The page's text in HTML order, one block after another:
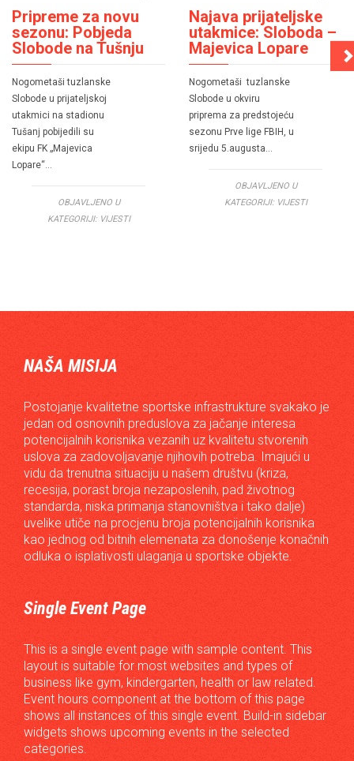
Pripreme za novu
sezonu: Pobjeda
Slobode na Tušnju
Nogometaši tuzlanske
Slobode u prijateljskoj
utakmici na stadionu
Tušanj pobijedili su
ekipu FK „Majevica
Lopare“…
OBJAVLJENO U
KATEGORIJI: VIJESTI
Najava prijateljske
utakmice: Sloboda –
Majevica Lopare
Nogometaši tuzlanske
Slobode u okviru
priprema za predstojeću
sezonu Prve lige FBIH, u
srijedu 5.augusta…
OBJAVLJENO U
KATEGORIJI: VIJESTI
NAŠA MISIJA
Postojanje kvalitetne sportske infrastrukture svakako je
jedan od osnovnih preduslova za jačanje interesa
potencijalnih korisnika vezanih uz kvalitetu stvorenih
uslova za zadovoljavanje njihovih potreba. Imajući u
vidu da trenutna situaciju u našem društvu (kriza,
recesija, porast broja nezaposlenih, pad životnog
standarda, niska primanja stanovništva i tako dalje)
uvelike utiče na procjenu broja potencijalnih korisnika
kao jednog od bitnih elemenata za donošenje konačnih
odluka o isplativosti ulaganja u sportske objekte.
Single Event Page
This is a single event page with sample content. This
layout is suitable for most websites and types of
business like gym, kindergarten, health or law related.
Event hours component at the bottom of this page
shows all instances of this single event. Build-in sidebar
widgets shows upcoming events in the selected
categories.